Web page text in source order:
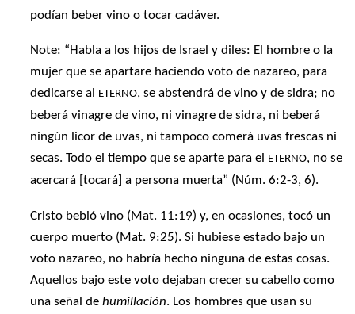
podían beber vino o tocar cadáver.
Note: “Habla a los hijos de Israel y diles: El hombre o la
mujer que se apartare haciendo voto de nazareo, para
dedicarse al ETERNO, se abstendrá de vino y de sidra; no
beberá vinagre de vino, ni vinagre de sidra, ni beberá
ningún licor de uvas, ni tampoco comerá uvas frescas ni
secas. Todo el tiempo que se aparte para el ETERNO, no se
acercará [tocará] a persona muerta” (Núm. 6:2-3, 6).
Cristo bebió vino (Mat. 11:19) y, en ocasiones, tocó un
cuerpo muerto (Mat. 9:25). Si hubiese estado bajo un
voto nazareo, no habría hecho ninguna de estas cosas.
Aquellos bajo este voto dejaban crecer su cabello como
una señal dehumillación. Los hombres que usan su